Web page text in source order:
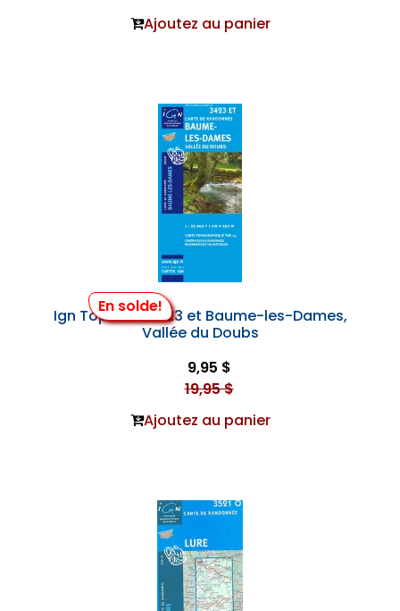
Ajoutez au panier
En solde!
Ign Top 25 #3423 et Baume-les-Dames,
Vallée du Doubs
9,95 $
19,95 $
Ajoutez au panier